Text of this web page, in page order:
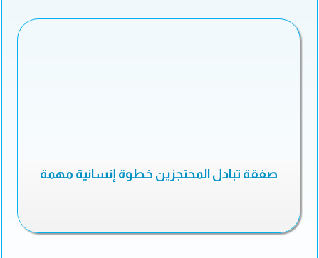
صفقة تبادل المحتجزين خطوة إنسانية مهمة